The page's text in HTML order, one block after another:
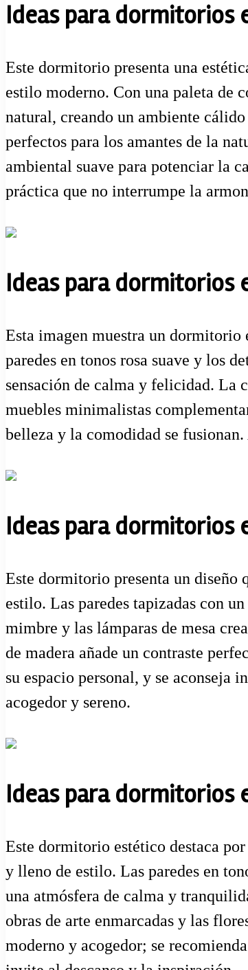
Ideas para dormitorios
Este dormitorio presenta una
estilo moderno. Con una paleta de
natural, creando un ambiente
perfectos para los amantes de la
ambiental suave para potenciar la
práctica que no interrumpe la
Ideas para dormitorios
Esta imagen muestra un dormitorio
paredes en tonos rosa suave y los
sensación de calma y felicidad. La
muebles minimalistas
belleza y la comodidad se
Ideas para dormitorios
Este dormitorio presenta un diseño
estilo. Las paredes tapizadas con
mimbre y las lámparas de mesa
de madera añade un contraste
su espacio personal, y se aconseja
acogedor y sereno.
Ideas para dormitorios
Este dormitorio estético destaca
y lleno de estilo. Las paredes en
una atmósfera de calma y
obras de arte enmarcadas y las
moderno y acogedor; se